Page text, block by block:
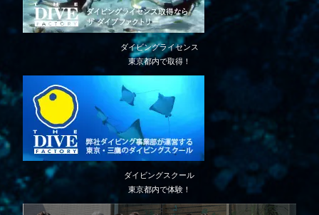
ダイビングライセンス
東京都内で取得！
ダイビングスクール
東京都内で体験！